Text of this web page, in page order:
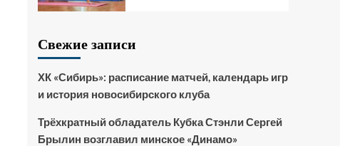
Свежие записи
ХК «Сибирь»: расписание матчей, календарь игр
и история новосибирского клуба
Трёхкратный обладатель Кубка Стэнли Сергей
Брылин возглавил минское «Динамо»